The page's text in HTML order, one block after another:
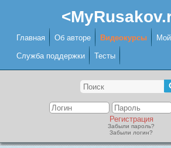
Главная Об авторе Видеокурсы
Служба поддержки Тесты
Регистрация
Забыли пароль?
Забыли логин?